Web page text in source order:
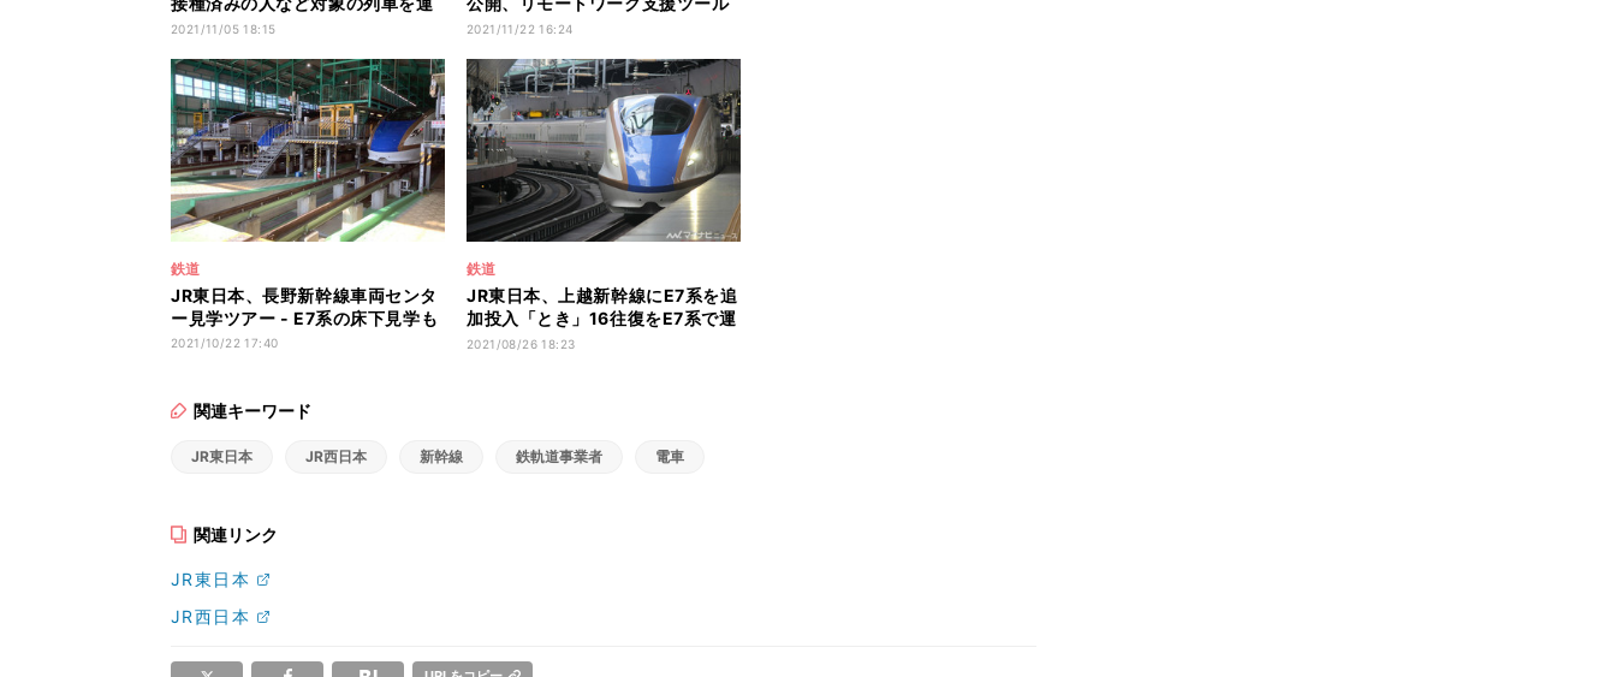
行
2021/11/05 18:15
も
2021/11/22 16:24
鉄道
JR東日本、長野新幹線車両センタ
ー見学ツアー - E7系の床下見学も
2021/10/22 17:40
鉄道
JR東日本、上越新幹線にE7系を追
加投入「とき」16往復をE7系で運
転
2021/08/26 18:23
関連キーワード
JR東日本 JR西日本 新幹線 鉄軌道事業者 電車
関連リンク
JR東日本
JR西日本